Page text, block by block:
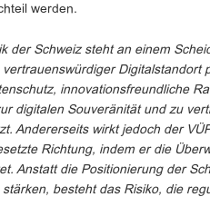
werden.
der Schweiz steht an einem
Digitalstandort
innovationsfreundliche
digitalen Souveränität und zu
Andererseits wirkt jedoch der
Richtung, indem er die
Anstatt die Positionierung der
besteht das Risiko, die